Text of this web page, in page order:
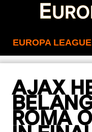
EUROPA LEAGUE
AJAX
ROMA